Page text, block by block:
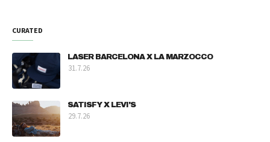
CURATED
LASER BARCELONA X LA MARZOCCO
31.7.26
SATISFY X LEVI'S
29.7.26